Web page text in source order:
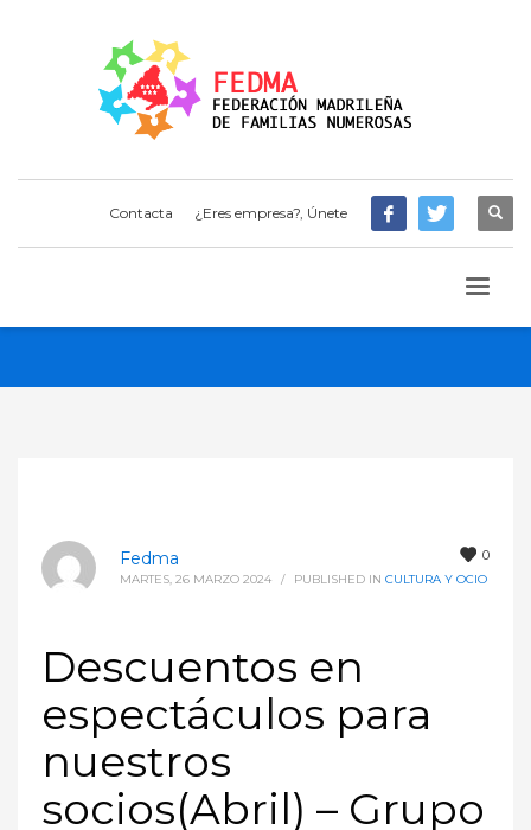
Contacta ¿Eres empresa?, Únete
0
Fedma
MARTES, 26 MARZO 2024 / PUBLISHED IN CULTURA Y OCIO
Descuentos en
espectáculos para
nuestros
socios(Abril) – Grupo